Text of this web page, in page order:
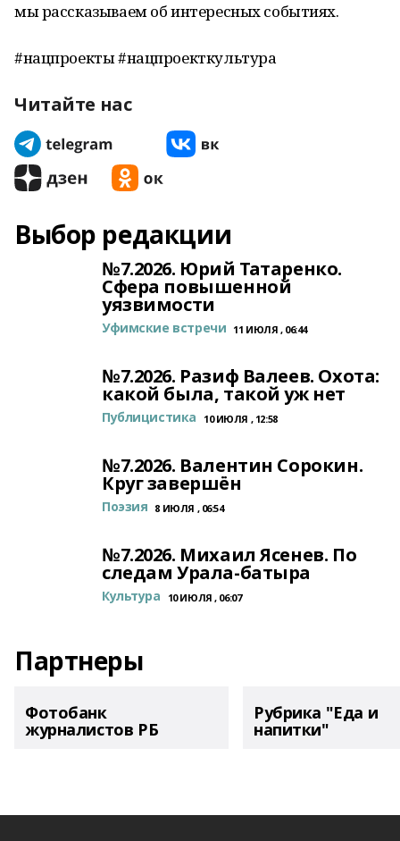
мы рассказываем об интересных событиях.
#нацпроекты #нацпроекткультура
Читайте нас
Выбор редакции
№7.2026. Юрий Татаренко.
Сфера повышенной
уязвимости
Уфимские встречи 11 ИЮЛЯ , 06:44
№7.2026. Разиф Валеев. Охота:
какой была, такой уж нет
Публицистика 10 ИЮЛЯ , 12:58
№7.2026. Валентин Сорокин.
Круг завершён
Поэзия 8 ИЮЛЯ , 06:54
№7.2026. Михаил Ясенев. По
следам Урала-батыра
Культура 10 ИЮЛЯ , 06:07
Партнеры
Фотобанк
журналистов РБ
Рубрика "Еда и
напитки"